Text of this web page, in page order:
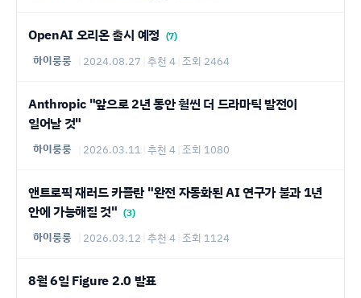
OpenAI 오리온 출시 예정 (7)
하이룽룽 2024.08.27 추천 4 조회 2464
Anthropic "앞으로 2년 동안 훨씬 더 드라마틱 발전이
일어날 것"
하이룽룽 2026.03.11 추천 4 조회 1080
앤트로픽 재러드 카플란 "완전 자동화된 AI 연구가 불과 1년
안에 가능해질 것" (3)
하이룽룽 2026.03.12 추천 4 조회 1124
8월 6일 Figure 2.0 발표